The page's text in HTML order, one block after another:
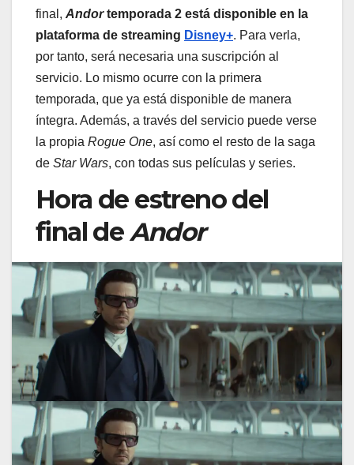
final, Andortemporada 2 está disponible en la
plataforma de streaming Disney+. Para verla,
por tanto, será necesaria una suscripción al
servicio. Lo mismo ocurre con la primera
temporada, que ya está disponible de manera
íntegra. Además, a través del servicio puede verse
la propia Rogue One, así como el resto de la saga
de Star Wars, con todas sus películas y series.
Hora de estreno del
final deAndor